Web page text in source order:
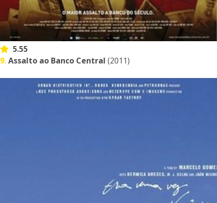
5.55
9.Assalto ao Banco Central (2011)